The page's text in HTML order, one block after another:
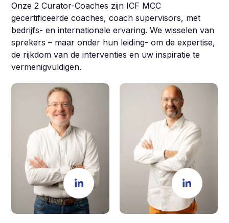
Onze 2 Curator-Coaches zijn ICF MCC
gecertificeerde coaches, coach supervisors, met
bedrijfs- en internationale ervaring. We wisselen van
sprekers – maar onder hun leiding- om de expertise,
de rijkdom van de interventies en uw inspiratie te
vermenigvuldigen.